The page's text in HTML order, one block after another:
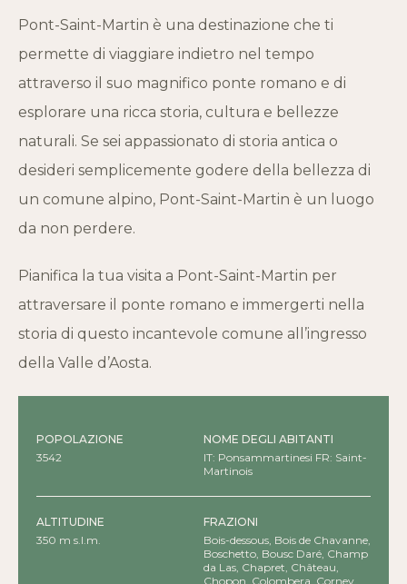
Pont-Saint-Martin è una destinazione che ti
permette di viaggiare indietro nel tempo
attraverso il suo magnifico ponte romano e di
esplorare una ricca storia, cultura e bellezze
naturali. Se sei appassionato di storia antica o
desideri semplicemente godere della bellezza di
un comune alpino, Pont-Saint-Martin è un luogo
da non perdere.
Pianifica la tua visita a Pont-Saint-Martin per
attraversare il ponte romano e immergerti nella
storia di questo incantevole comune all’ingresso
della Valle d’Aosta.
POPOLAZIONE
3542
NOME DEGLI ABITANTI
IT: Ponsammartinesi FR: Saint-
Martinois
ALTITUDINE
350 m s.l.m.
FRAZIONI
Bois-dessous, Bois de Chavanne,
Boschetto, Bousc Daré, Champ
da Las, Chapret, Château,
Chopon, Colombera, Corney,